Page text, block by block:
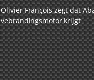
Olivier François zegt dat
vebrandingsmotor krijgt